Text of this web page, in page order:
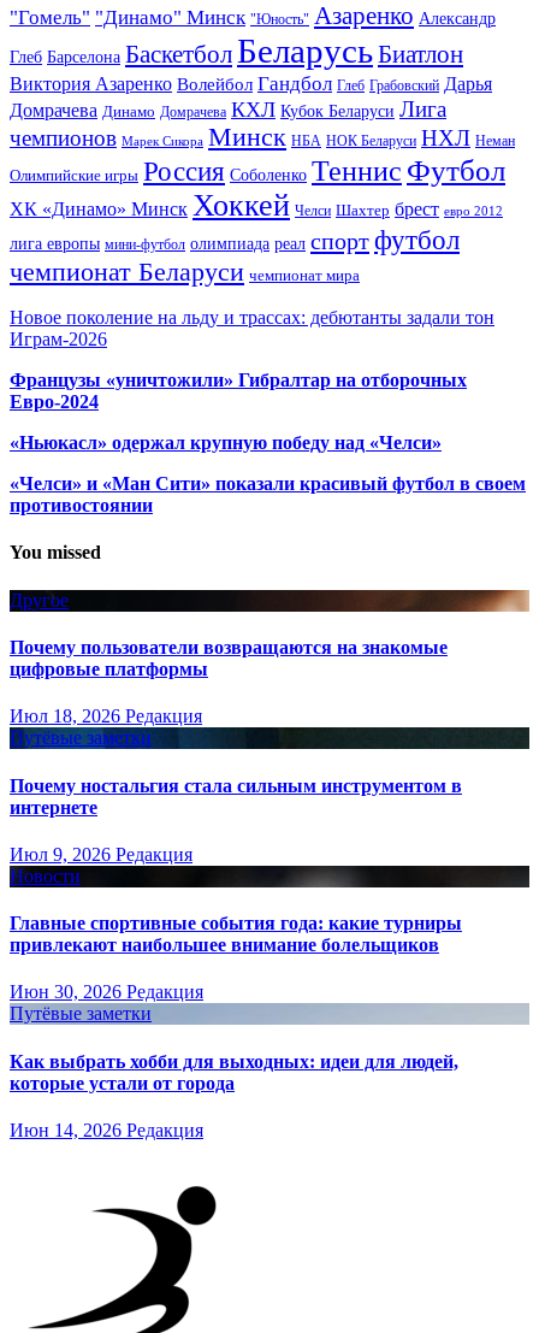
"Гомель" "Динамо" Минск "Юность" Азаренко Александр
Глеб Барселона Баскетбол БеларусьБиатлон
Виктория Азаренко Волейбол Гандбол Глеб Грабовский Дарья
Домрачева Динамо Домрачева КХЛ Кубок Беларуси Лига
чемпионов Марек Сикора Минск НБА НОК Беларуси НХЛ Неман
Олимпийские игры Россия Соболенко Теннис Футбол
ХК «Динамо» Минск Хоккей Челси Шахтер брест евро 2012
лига европы мини-футбол олимпиада реал спортфутбол
чемпионат Беларуси чемпионат мира
Новое поколение на льду и трассах: дебютанты задали тон
Играм-2026
Французы «уничтожили» Гибралтар на отборочных
Евро-2024
«Ньюкасл» одержал крупную победу над «Челси»
«Челси» и «Ман Сити» показали красивый футбол в своем
противостоянии
You missed
Другое
Почему пользователи возвращаются на знакомые
цифровые платформы
Июл 18, 2026 Редакция
Путёвые заметки
Почему ностальгия стала сильным инструментом в
интернете
Июл 9, 2026 Редакция
Новости
Главные спортивные события года: какие турниры
привлекают наибольшее внимание болельщиков
Июн 30, 2026 Редакция
Путёвые заметки
Как выбрать хобби для выходных: идеи для людей,
которые устали от города
Июн 14, 2026 Редакция